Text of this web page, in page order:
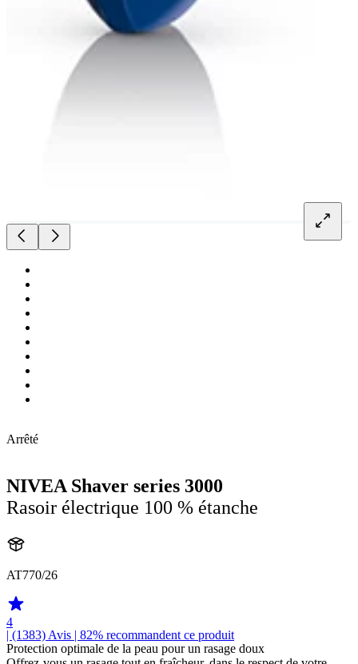
Arrêté
NIVEA Shaver series 3000
Rasoir électrique 100 % étanche
AT770/26
4
| (1383) Avis | 82% recommandent ce produit
Protection optimale de la peau pour un rasage doux